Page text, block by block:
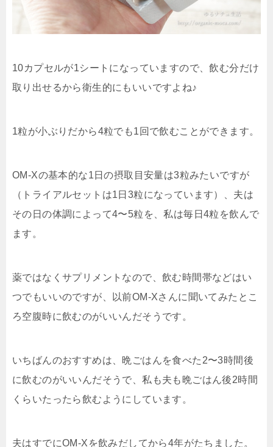
10カプセルが1シートになっていますので、飲む分だけ
取り出せるから衛生的にもいいですよね♪
1粒が小ぶりだから4粒でも1回で飲むことができます。
OM-Xの基本的な1日の摂取目安量は3粒みたいですが
（トライアルセットは1日3粒になっています）、夫は
その日の体調によって4〜5粒を、私は毎日4粒を飲んで
ます。
薬ではなくサプリメントなので、飲む時間帯などはい
つでもいいのですが、以前OM-Xさんに聞いてみたとこ
ろ空腹時に飲むのがいいんだそうです。
いちばんのおすすめは、 晩ごはんを食べた2〜3時間後
に飲むのがいいんだそうで、私も夫も晩ごはん後2時間
くらいたったら飲むようにしています。
夫はすでにOM-Xを飲みだしてから4年がたちました。